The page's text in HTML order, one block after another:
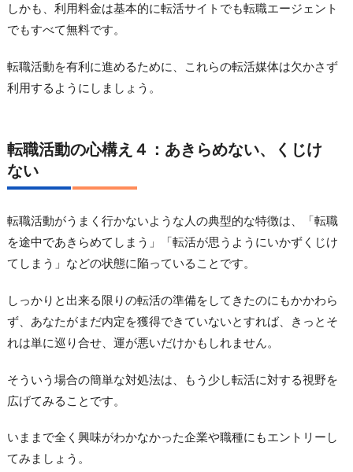
しかも、利用料金は基本的に転活サイトでも転職エージェント
でもすべて無料です。
転職活動を有利に進めるために、これらの転活媒体は欠かさず
利用するようにしましょう。
転職活動の心構え４：あきらめない、くじけ
ない
転職活動がうまく行かないような人の典型的な特徴は、「転職
を途中であきらめてしまう」「転活が思うようにいかずくじけ
てしまう」などの状態に陥っていることです。
しっかりと出来る限りの転活の準備をしてきたのにもかかわら
ず、あなたがまだ内定を獲得できていないとすれば、きっとそ
れは単に巡り合せ、運が悪いだけかもしれません。
そういう場合の簡単な対処法は、もう少し転活に対する視野を
広げてみることです。
いままで全く興味がわかなかった企業や職種にもエントリーし
てみましょう。